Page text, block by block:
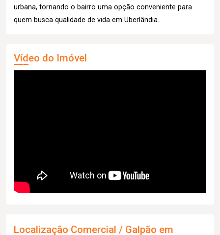
urbana, tornando o bairro uma opção conveniente para
quem busca qualidade de vida em Uberlândia.
Vídeo do Imóvel
Localização Comercial / Galpão em